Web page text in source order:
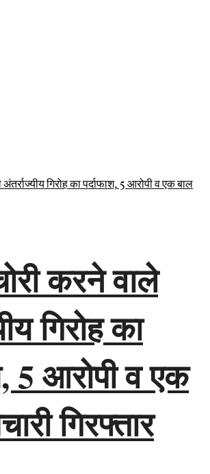
करने वाले
गिरोह का
5 आरोपी व एक
गिरफ्तार